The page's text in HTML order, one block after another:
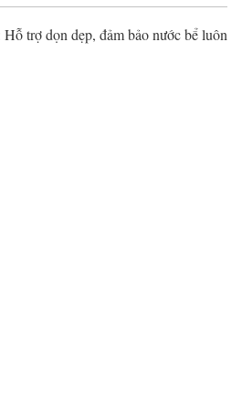
Hỗ trợ dọn dẹp, đảm bảo nước bể luôn